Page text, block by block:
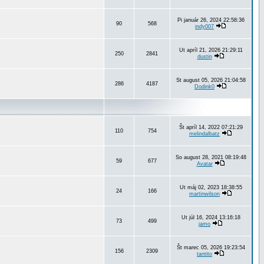
90 568
Pi január 26, 2024 22:58:36
indy007
250 2841
Ut apríl 21, 2026 21:29:11
dustin
286 4187
St august 05, 2026 21:04:58
Dodink0
110 754
Št apríl 14, 2022 07:21:29
melindalbatz
59 677
So august 28, 2021 08:19:48
Avatar
24 166
Ut máj 02, 2023 18:38:55
martinwilson
73 499
Ut júl 16, 2024 13:16:18
jamo
156 2309
Št marec 05, 2026 19:23:54
tantito